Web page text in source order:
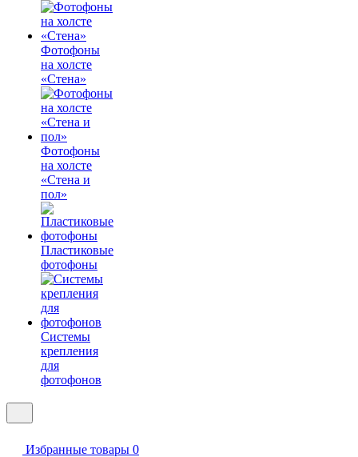
Фотофоны
на холсте
«Стена»
Фотофоны
на холсте
«Стена и
пол»
Пластиковые
фотофоны
Системы
крепления
для
фотофонов
Избранные товары 0